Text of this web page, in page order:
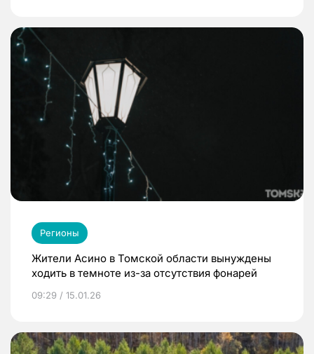
Регионы
Жители Асино в Томской области вынуждены
ходить в темноте из-за отсутствия фонарей
09:29 / 15.01.26